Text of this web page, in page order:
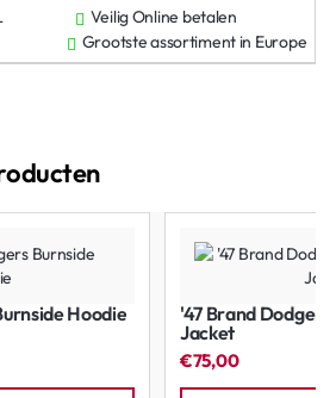
Veilig Online betalen
Grootste assortiment in Europe
Hoodie
'47 Brand
Jacket
€75,00